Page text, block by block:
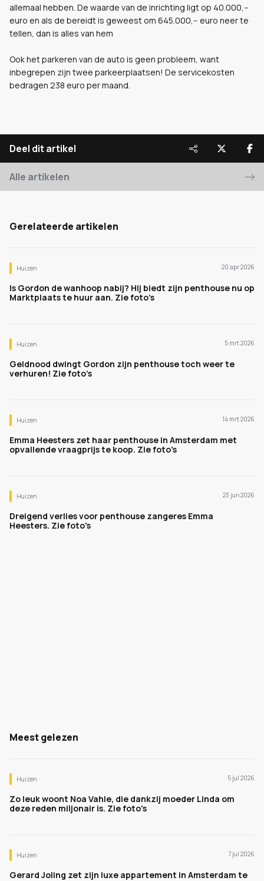
allemaal hebben. De waarde van de inrichting ligt op 40.000,--
euro en als de bereidt is geweest om 645.000,-- euro neer te
tellen, dan is alles van hem
Ook het parkeren van de auto is geen probleem, want
inbegrepen zijn twee parkeerplaatsen! De servicekosten
bedragen 238 euro per maand.
Deel dit artikel
Alle artikelen
Gerelateerde artikelen
Huizen 20 apr 2026
Is Gordon de wanhoop nabij? Hij biedt zijn penthouse nu op
Marktplaats te huur aan. Zie foto’s
Huizen 5 mrt 2026
Geldnood dwingt Gordon zijn penthouse toch weer te
verhuren! Zie foto’s
Huizen 14 mrt 2026
Emma Heesters zet haar penthouse in Amsterdam met
opvallende vraagprijs te koop. Zie foto's
Huizen 23 jun 2026
Dreigend verlies voor penthouse zangeres Emma
Heesters. Zie foto's
Meest gelezen
Huizen 5 jul 2026
Zo leuk woont Noa Vahle, die dankzij moeder Linda om
deze reden miljonair is. Zie foto's
Huizen 7 jul 2026
Gerard Joling zet zijn luxe appartement in Amsterdam te